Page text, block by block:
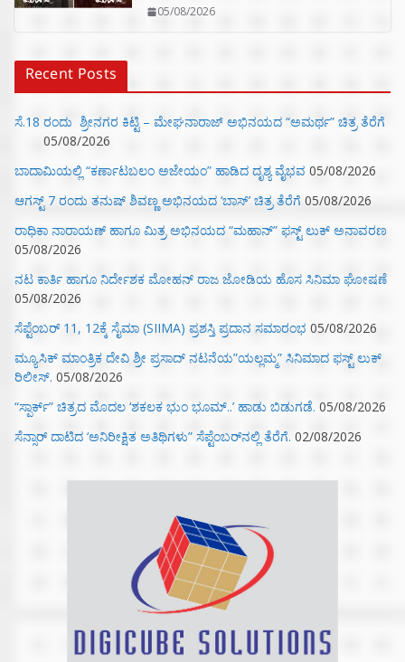
05/08/2026
Recent Posts
ಸೆ.18 ರಂದು ಶ್ರೀನಗರ ಕಿಟ್ಟಿ – ಮೇಘನಾರಾಜ್ ಅಭಿನಯದ “ಅಮರ್ಥ” ಚಿತ್ರ ತೆರೆಗೆ
05/08/2026
ಬಾದಾಮಿಯಲ್ಲಿ “ಕರ್ಣಾಟಬಲಂ ಅಜೇಯಂ” ಹಾಡಿದ ದೃಶ್ಯ ವೈಭವ 05/08/2026
ಆಗಸ್ಟ್ 7 ರಂದು ತನುಷ್ ಶಿವಣ್ಣ ಅಭಿನಯದ ‘ಬಾಸ್’ ಚಿತ್ರ ತೆರೆಗೆ 05/08/2026
ರಾಧಿಕಾ ನಾರಾಯಣ್ ಹಾಗೂ ಮಿತ್ರ ಅಭಿನಯದ “ಮಹಾನ್” ಫಸ್ಟ್ ಲುಕ್ ಅನಾವರಣ
05/08/2026
ನಟ ಕಾರ್ತಿ ಹಾಗೂ ನಿರ್ದೇಶಕ ಮೋಹನ್ ರಾಜ ಜೋಡಿಯ ಹೊಸ ಸಿನಿಮಾ ಘೋಷಣೆ
05/08/2026
ಸೆಪ್ಟೆಂಬರ್ 11, 12ಕ್ಕೆ ಸೈಮಾ (SIIMA) ಪ್ರಶಸ್ತಿ ಪ್ರದಾನ ಸಮಾರಂಭ 05/08/2026
ಮ್ಯೂಸಿಕ್‌ ಮಾಂತ್ರಿಕ ದೇವಿ ಶ್ರೀ ಪ್ರಸಾದ್ ನಟನೆಯ”ಯಲ್ಲಮ್ಮ” ಸಿನಿಮಾದ ಫಸ್ಟ್‌ ಲುಕ್‌
ರಿಲೀಸ್. 05/08/2026
“ಸ್ಪಾರ್ಕ್” ಚಿತ್ರದ ಮೊದಲ‌ ‘ಶಕಲಕ ಭುಂ‌ ಭೂಮ್..’ ಹಾಡು ಬಿಡುಗಡೆ. 05/08/2026
ಸೆನ್ಸಾರ್ ದಾಟಿದ ‘ಅನಿರೀಕ್ಷಿತ ಅತಿಥಿಗಳು” ಸೆಪ್ಟೆಂಬರ್‌ನಲ್ಲಿ ತೆರೆಗೆ. 02/08/2026